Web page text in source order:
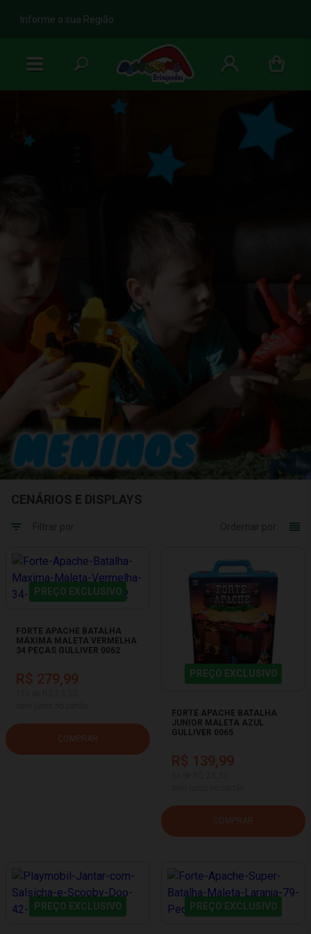
b
Informe a sua Região
CENÁRIOS E DISPLAYS
PREÇO EXCLUSIVO
FORTE APACHE BATALHA
MÁXIMA MALETA VERMELHA
34 PEÇAS GULLIVER 0062
R$ 279,99
COMPRAR
PREÇO EXCLUSIVO
FORTE APACHE BATALHA
JUNIOR MALETA AZUL
GULLIVER 0065
R$ 139,99
COMPRAR
PREÇO EXCLUSIVO PREÇO EXCLUSIVO